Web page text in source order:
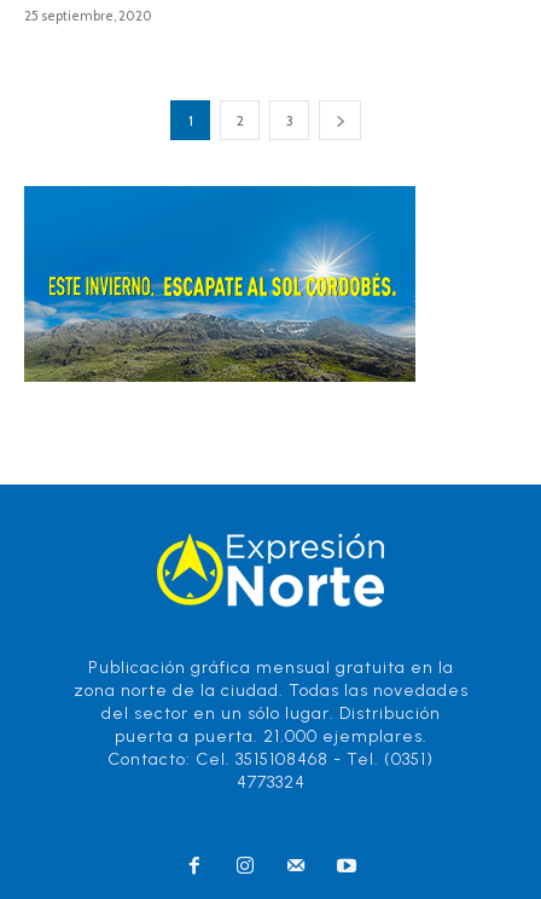
25 septiembre, 2020
1 2 3
Publicación gráfica mensual gratuita en la
zona norte de la ciudad. Todas las novedades
del sector en un sólo lugar. Distribución
puerta a puerta. 21.000 ejemplares.
Contacto: Cel. 3515108468 - Tel. (0351)
4773324